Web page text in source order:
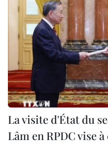
La visite d'État du
Lâm en RPDC vise